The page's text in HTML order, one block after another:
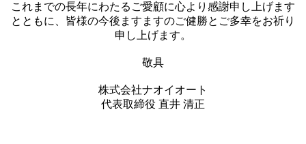
これまでの長年にわたるご愛顧に心より感謝申し上げます
とともに、皆様の今後ますますのご健勝とご多幸をお祈り
申し上げます。
敬具
株式会社ナオイオート
代表取締役 直井 清正